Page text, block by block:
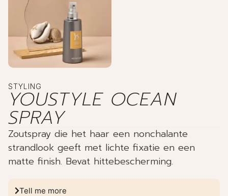
STYLING
YOUSTYLE OCEAN
SPRAY
Zoutspray die het haar een nonchalante
strandlook geeft met lichte fixatie en een
matte finish. Bevat hittebescherming.
Tell me more